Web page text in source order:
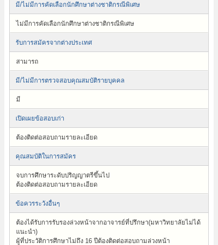
มี/ไม่มีการคัดเลือกนักศึกษาต่างชาติกรณีพิเศษ
ไม่มีการคัดเลือกนักศึกษาต่างชาติกรณีพิเศษ
รับการสมัครจากต่างประเทศ
สามารถ
มี/ไม่มีการตรวจสอบคุณสมบัติรายบุคคล
มี
เปิดเผยข้อสอบเก่า
ต้องติดต่อสอบถามรายละเอียด
คุณสมบัติในการสมัคร
จบการศึกษาระดับปริญญาตรีขึ้นไป
ต้องติดต่อสอบถามรายละเอียด
ข้อควรระวังอื่นๆ
ต้องได้รับการรับรองล่วงหน้าจากอาจารย์ที่ปรึกษา(มหาวิทยาลัยไม่ได้
แนะนำ)
ผู้ที่ประวัติการศึกษาไม่ถึง 16 ปีต้องติดต่อสอบถามล่วงหน้า